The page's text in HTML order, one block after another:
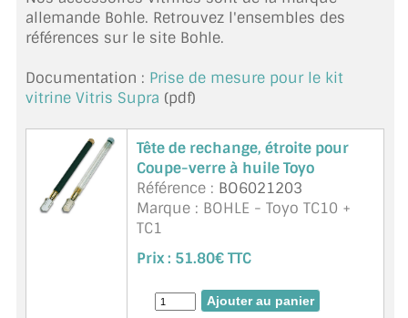
SUIVI DE DEVIS
SUIVI DE COMMANDE
GUIDE : CHOIX PAR UTILISATION
INSPIRATIONS ET NOUVEAUTÉS
AMBIANCE LAITON BROSSÉ
allemande Bohle. Retrouvez l'ensembles des
références sur le site Bohle.
Documentation : Prise de mesure pour le kit
vitrine Vitris Supra (pdf)
Tête de rechange, étroite pour
Coupe-verre à huile Toyo
Référence : BO6021203
Marque : BOHLE - Toyo TC10 +
TC1
Prix : 51.80€ TTC